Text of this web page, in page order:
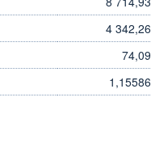
4 342,26
74,09
1,15586